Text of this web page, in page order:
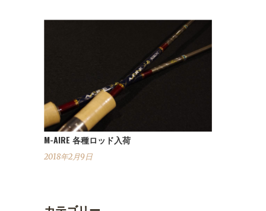
M-AIRE 各種ロッド入荷
2018年2月9日